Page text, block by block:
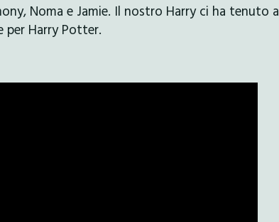
Noma e Jamie. Il nostro Harry ci ha tenuto a
per Harry Potter.